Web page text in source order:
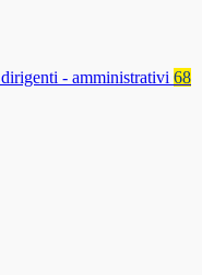
- amministrativi 68